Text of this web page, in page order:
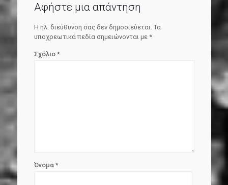
Αφήστε μια απάντηση
Η ηλ. διεύθυνση σας δεν δημοσιεύεται. Τα
υποχρεωτικά πεδία σημειώνονται με *
Σχόλιο *
Όνομα *